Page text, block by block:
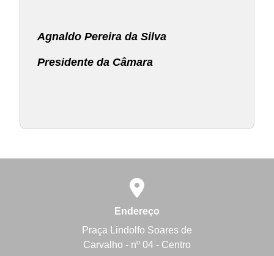
Agnaldo Pereira da Silva
Presidente da Câmara
Endereço
Praça Lindolfo Soares de
Carvalho - nº 04 - Centro